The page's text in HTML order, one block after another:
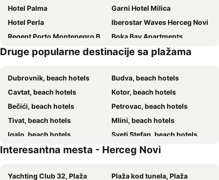
Hotel Palma
Garni Hotel Milica
Hotel Perla
Iberostar Waves Herceg Novi
Regent Porto Montenegro By Ihg
Boka Bay Apartments
Apartments Villa Mićunović
Apartments Mudrić
Apartments Grifone Lux
D&D Apartments Tivat
Carine Hotel Park
Royal Blue Resort & Residences
Heritage Grand Perast
Magnolia Place
Apartments Belani Zelenika
Montebay Perla
Casa Manor Boutique Hotel
One&Only Portonovi
Apartments Maxi Katić
Boutique Hotel Kredo
Hyatt Regency Kotor Bay Resort
HUMA Kotor Bay Hotel and Villas
Druge popularne destinacije sa plažama
Dubrovnik, beach hotels
Budva, beach hotels
Cavtat, beach hotels
Kotor, beach hotels
Bečići, beach hotels
Petrovac, beach hotels
Tivat, beach hotels
Mlini, beach hotels
Igalo, beach hotels
Sveti Stefan, beach hotels
Miločer, beach hotels
Plat, beach hotels
Trebinje, beach hotels
Risan, beach hotels
Interesantna mesta - Herceg Novi
Yachting Club 32, Plaža
Plaža kod tunela, Plaža